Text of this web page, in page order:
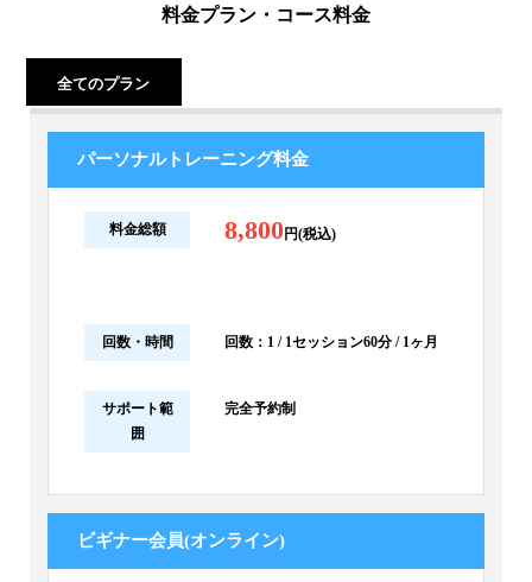
料金プラン・コース料金
全てのプラン
パーソナルトレーニング料金
料金総額 8,800円(税込)
回数・時間 回数：1 / 1セッション60分 / 1ヶ月
サポート範
囲
完全予約制
ビギナー会員(オンライン)